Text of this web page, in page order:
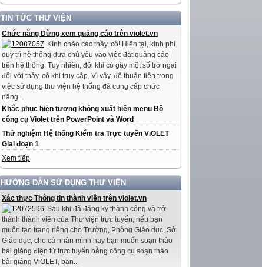
TIN TỨC THƯ VIỆN
Chức năng Dừng xem quảng cáo trên violet.vn
Kính chào các thầy, cô! Hiện tại, kinh phí
duy trì hệ thống dựa chủ yếu vào việc đặt quảng cáo
trên hệ thống. Tuy nhiên, đôi khi có gây một số trở ngại
đối với thầy, cô khi truy cập. Vì vậy, để thuận tiện trong
việc sử dụng thư viện hệ thống đã cung cấp chức
năng...
Khắc phục hiện tượng không xuất hiện menu Bộ
công cụ Violet trên PowerPoint và Word
Thử nghiệm Hệ thống Kiểm tra Trực tuyến ViOLET
Giai đoạn 1
Xem tiếp
HƯỚNG DẪN SỬ DỤNG THƯ VIỆN
Xác thực Thông tin thành viên trên violet.vn
Sau khi đã đăng ký thành công và trở
thành thành viên của Thư viện trực tuyến, nếu bạn
muốn tạo trang riêng cho Trường, Phòng Giáo dục, Sở
Giáo dục, cho cá nhân mình hay bạn muốn soạn thảo
bài giảng điện tử trực tuyến bằng công cụ soạn thảo
bài giảng ViOLET, bạn...